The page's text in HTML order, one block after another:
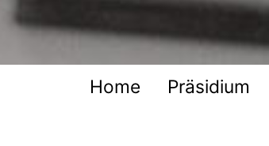
Harmonika-
Home Präsidium